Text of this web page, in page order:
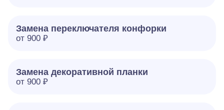
Замена переключателя конфорки
от 900 ₽
Замена декоративной планки
от 900 ₽